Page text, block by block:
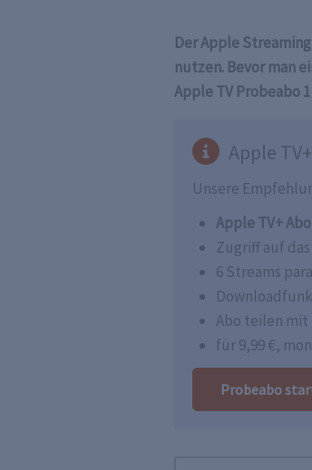
Der Apple
nutzen. Bevor man
Apple TV Probeabo
Apple
Unsere
Apple TV+
Zugriff auf
6 Streams
Abo teilen mit
für 9,99 €,
Probeabo